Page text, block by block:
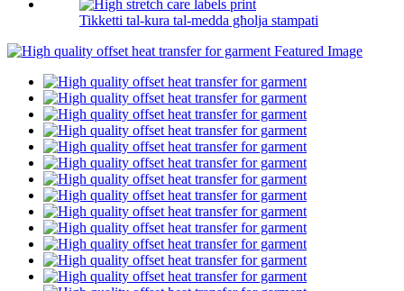
Tikketti tal-kura tal-medda għolja stampati